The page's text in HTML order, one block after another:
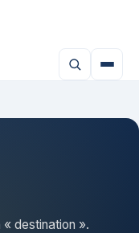
destination ».